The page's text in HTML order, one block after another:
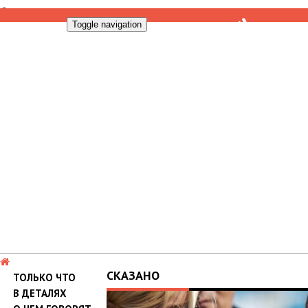
Toggle navigation
ТОЛЬКО ЧТО
В ДЕТАЛЯХ
СКАЗАНО